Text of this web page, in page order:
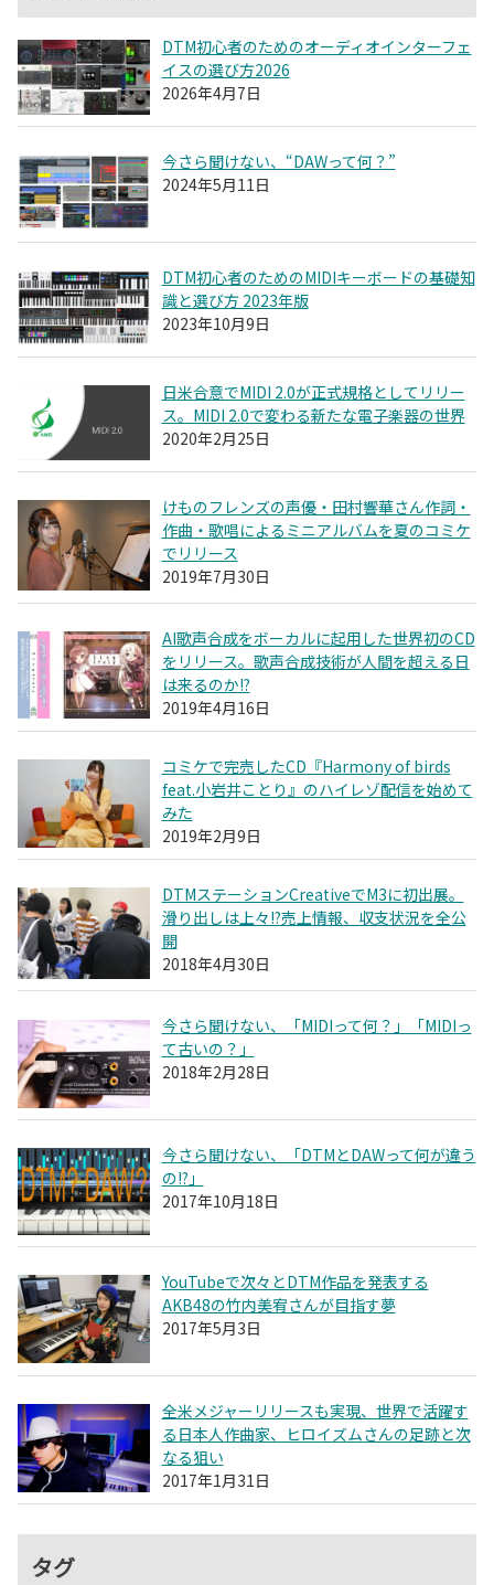
DTM初心者のためのオーディオインターフェ
イスの選び方2026
2026年4月7日
今さら聞けない、“DAWって何？”
2024年5月11日
DTM初心者のためのMIDIキーボードの基礎知
識と選び方 2023年版
2023年10月9日
日米合意でMIDI 2.0が正式規格としてリリー
ス。MIDI 2.0で変わる新たな電子楽器の世界
2020年2月25日
けものフレンズの声優・田村響華さん作詞・
作曲・歌唱によるミニアルバムを夏のコミケ
でリリース
2019年7月30日
AI歌声合成をボーカルに起用した世界初のCD
をリリース。歌声合成技術が人間を超える日
は来るのか!?
2019年4月16日
コミケで完売したCD『Harmony of birds
feat.小岩井ことり』のハイレゾ配信を始めて
みた
2019年2月9日
DTMステーションCreativeでM3に初出展。
滑り出しは上々!?売上情報、収支状況を全公
開
2018年4月30日
今さら聞けない、「MIDIって何？」「MIDIっ
て古いの？」
2018年2月28日
今さら聞けない、「DTMとDAWって何が違う
の!?」
2017年10月18日
YouTubeで次々とDTM作品を発表する
AKB48の竹内美宥さんが目指す夢
2017年5月3日
全米メジャーリリースも実現、世界で活躍す
る日本人作曲家、ヒロイズムさんの足跡と次
なる狙い
2017年1月31日
タグ